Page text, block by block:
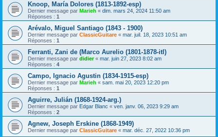
Knoop, María Dolores (1813-1892-esp)
Dernier message par Marieh « dim. mars 24, 2024 11:50 am
Réponses : 1
Arévalo, Miguel Santiago (1843 - 1900)
Dernier message par ClassicGuitare « mar. juil. 18, 2023 10:51 am
Réponses : 1
Ferranti, Zani de (Marco Aurelio (1801-1878-itl)
Dernier message par didier« mar. juin 27, 2023 8:02 am
Réponses : 4
Campo, Ignacio Agustin (1834-1915-esp)
Dernier message par Marieh « sam. mai 20, 2023 12:20 pm
Réponses : 1
Aguirre, Julián (1868-1924-arg.)
Dernier message par Edgar Blanc « ven. janv. 06, 2023 9:29 am
Réponses : 2
Agnew, Joseph Erskine (1868-1949)
Dernier message par ClassicGuitare « mar. déc. 27, 2022 10:36 pm